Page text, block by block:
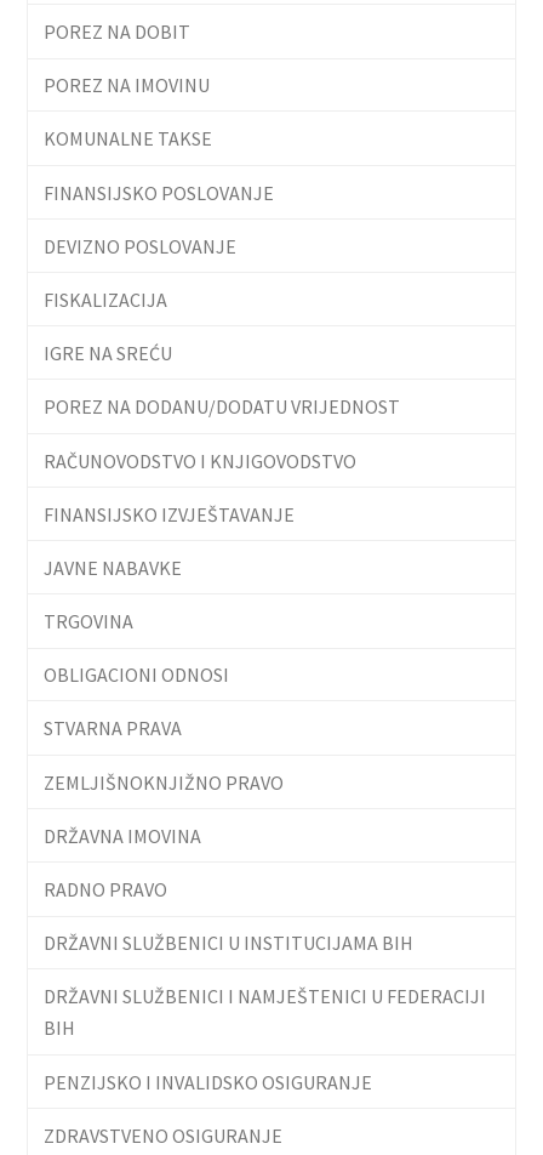
POREZ NA DOBIT
POREZ NA IMOVINU
KOMUNALNE TAKSE
FINANSIJSKO POSLOVANJE
DEVIZNO POSLOVANJE
FISKALIZACIJA
IGRE NA SREĆU
POREZ NA DODANU/DODATU VRIJEDNOST
RAČUNOVODSTVO I KNJIGOVODSTVO
FINANSIJSKO IZVJEŠTAVANJE
JAVNE NABAVKE
TRGOVINA
OBLIGACIONI ODNOSI
STVARNA PRAVA
ZEMLJIŠNOKNJIŽNO PRAVO
DRŽAVNA IMOVINA
RADNO PRAVO
DRŽAVNI SLUŽBENICI U INSTITUCIJAMA BIH
DRŽAVNI SLUŽBENICI I NAMJEŠTENICI U FEDERACIJI
BIH
PENZIJSKO I INVALIDSKO OSIGURANJE
ZDRAVSTVENO OSIGURANJE